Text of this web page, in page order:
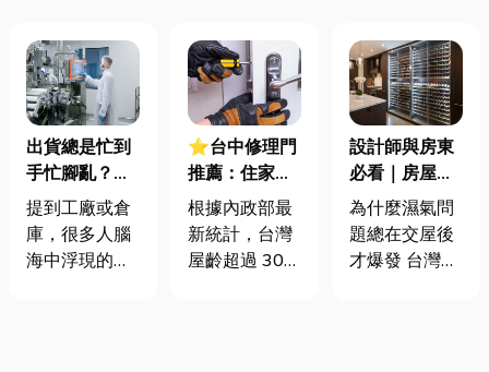
出貨總是忙到
手忙腳亂？包
裝自動化其實
沒有你想像中
那麼遙遠！
提到工廠或倉
庫，很多人腦
海中浮現的畫
⭐台中修理門
推薦：住家鐵
門卡住、大門
下垂怎麼辦？
維修費用與不
根據內政部最
新統計，台灣
屋齡超過 30
設計師與房東
必看｜房屋濕
氣重怎麼辦？
全屋除濕機＋
全熱交換器整
為什麼濕氣問
題總在交屋後
才爆發 台灣氣